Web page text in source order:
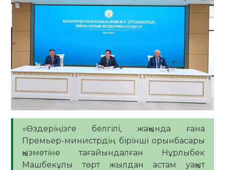
«Өздеріңізге белгілі, жақында ғана
Премьер-министрдің бірінші орынбасары
қызметіне тағайындалған Нұрлыбек
Машбекұлы төрт жылдан астам уақыт